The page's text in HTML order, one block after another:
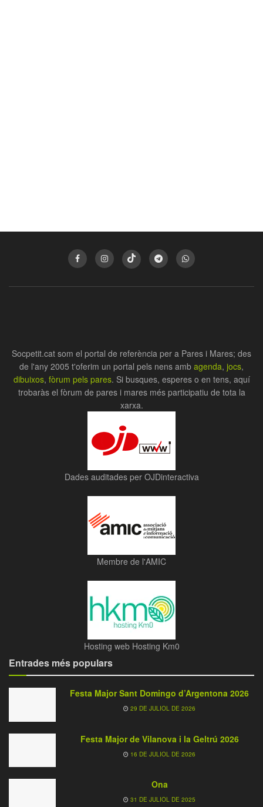
Socpetit.cat som el portal de referència per a Pares i Mares; des
de l'any 2005 t'oferim un portal pels nens amb agenda, jocs,
dibuixos, fòrum pels pares. Si busques, esperes o en tens, aquí
trobaràs el fòrum de pares i mares més participatiu de tota la
xarxa.
Dades auditades per OJDinteractiva
Membre de l'AMIC
Hosting web Hosting Km0
Entrades més populars
Festa Major Sant Domingo d’Argentona 2026
29 DE JULIOL DE 2026
Festa Major de Vilanova i la Geltrú 2026
16 DE JULIOL DE 2026
Ona
31 DE JULIOL DE 2025